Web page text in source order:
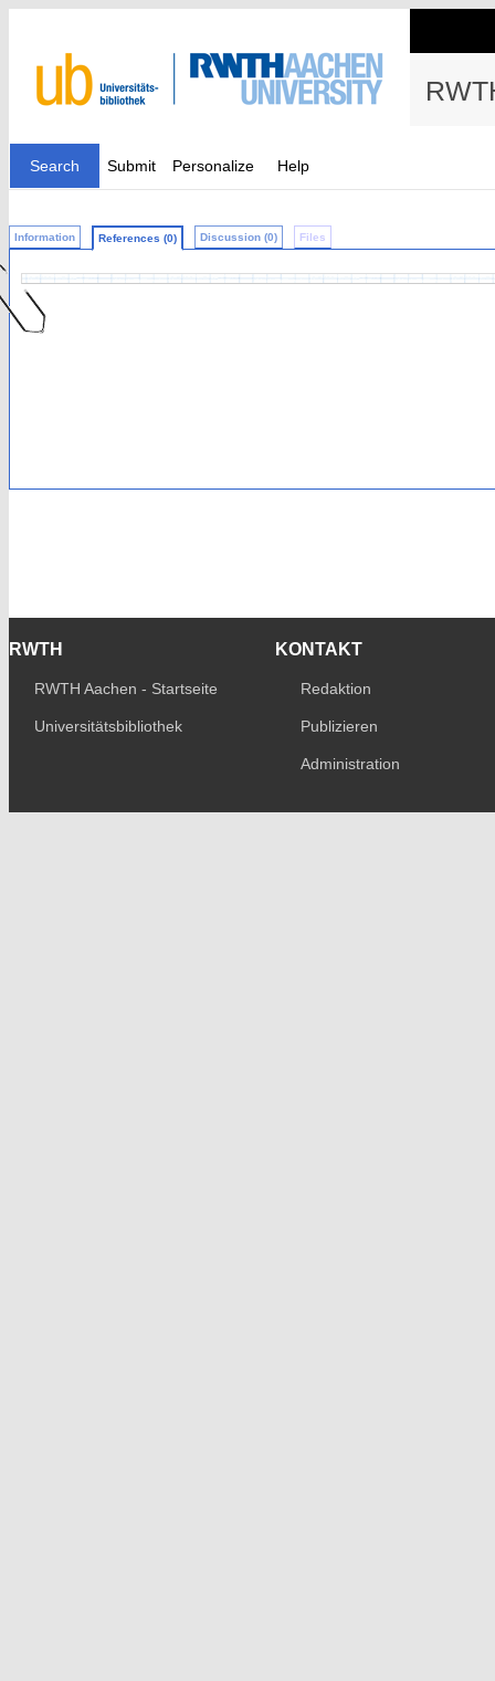
Search Submit Personalize Help
Information References (0) Discussion (0) Files
RWTH
RWTH Aachen - Startseite
Universitätsbibliothek
KONTAKT
Redaktion
Publizieren
Administration